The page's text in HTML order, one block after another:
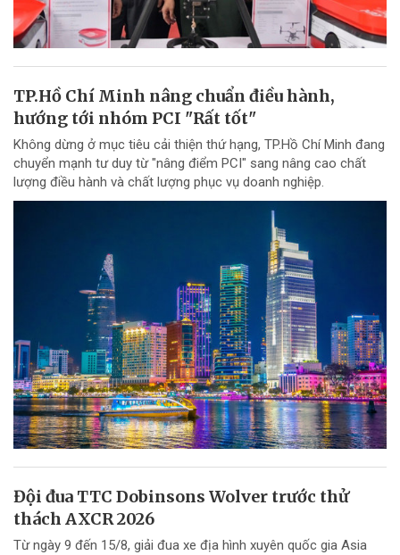
TP.Hồ Chí Minh nâng chuẩn điều hành,
hướng tới nhóm PCI "Rất tốt"
Không dừng ở mục tiêu cải thiện thứ hạng, TP.Hồ Chí Minh đang
chuyển mạnh tư duy từ "nâng điểm PCI" sang nâng cao chất
lượng điều hành và chất lượng phục vụ doanh nghiệp.
Đội đua TTC Dobinsons Wolver trước thử
thách AXCR 2026
Từ ngày 9 đến 15/8, giải đua xe địa hình xuyên quốc gia Asia